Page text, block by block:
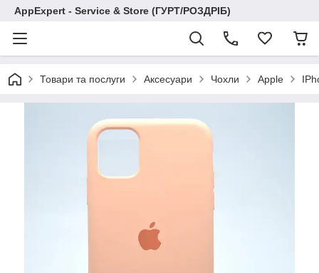
AppExpert - Service & Store (ГУРТ/РОЗДРІБ)
Товари та послуги Аксесуари Чохли Apple